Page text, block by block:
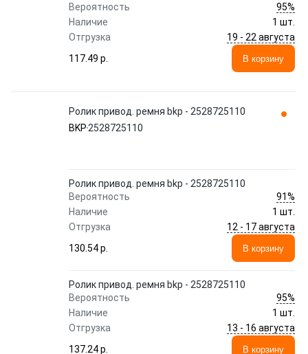
Вероятность
95%
Наличие
1 шт.
Отгрузка
19 - 22 августа
117.49 p.
В корзину
Ролик привод. ремня bkp - 2528725110
BKP 2528725110
Ролик привод. ремня bkp - 2528725110
Вероятность
91%
Наличие
1 шт.
Отгрузка
12 - 17 августа
130.54 p.
В корзину
Ролик привод. ремня bkp - 2528725110
Вероятность
95%
Наличие
1 шт.
Отгрузка
13 - 16 августа
137.24 p.
В корзину